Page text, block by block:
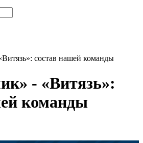
состав нашей команды
- «Витязь»:
команды